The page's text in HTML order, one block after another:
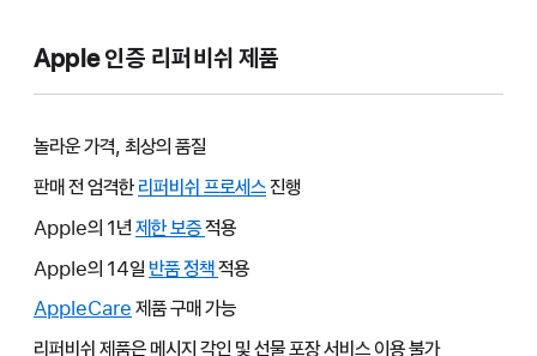
Apple 인증 리퍼비쉬 제품
놀라운 가격, 최상의 품질
판매 전 엄격한 리퍼비쉬 프로세스진행
Apple의 1년 제한 보증그러면
새
열립니다.
적용
Apple의 14일 반품 정책그러면
새
적용
AppleCare 그러면
새
제품 구매 가능
리퍼비쉬 제품은 메시지 각인 및 선물 포장 서비스 이용 불가